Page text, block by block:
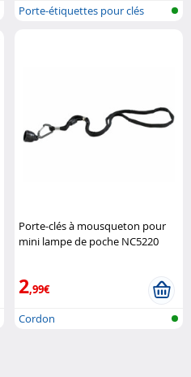
Porte-étiquettes pour clés
Porte-clés à mousqueton pour
mini lampe de poche NC5220
2,99€
Cordon